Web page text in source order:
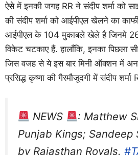
ऐसे में इनकी जगह RR ने संदीप शर्मा को
की संदीप शर्मा को आईपीएल खेलने का
आईपीएल के 104 मुकाबले खेले है जिनमे
विकेट चटकाए हैं. हालाँकि, इनका पिछला
जिस वजह से ये इस बार मिनी ऑक्शन में
प्रसिद्ध कृष्णा की गैरमौजूदगी में संदीप
NEWS
: Matthew
Punjab Kings; Sandeep
by Rajasthan Royals.